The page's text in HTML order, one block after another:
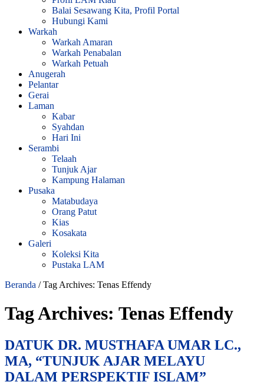
Balai Sesawang Kita, Profil Portal
Hubungi Kami
Warkah
Warkah Amaran
Warkah Penabalan
Warkah Petuah
Anugerah
Pelantar
Gerai
Laman
Kabar
Syahdan
Hari Ini
Serambi
Telaah
Tunjuk Ajar
Kampung Halaman
Pusaka
Matabudaya
Orang Patut
Kias
Kosakata
Galeri
Koleksi Kita
Pustaka LAM
Beranda / Tag Archives: Tenas Effendy
Tag Archives: Tenas Effendy
DATUK DR. MUSTHAFA UMAR LC.,
MA, “TUNJUK AJAR MELAYU
DALAM PERSPEKTIF ISLAM”